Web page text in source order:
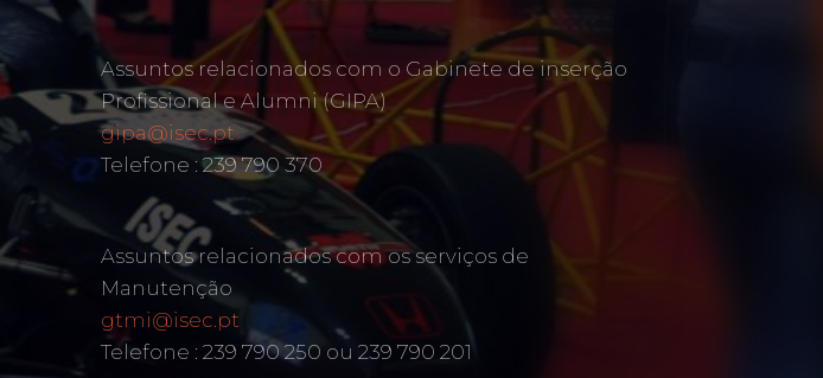
Assuntos relacionados com o Gabinete de inserção
Profissional e Alumni (GIPA)
gipa@isec.pt
Telefone : 239 790 370
Assuntos relacionados com os serviços de
Manutenção
gtmi@isec.pt
Telefone : 239 790 250 ou 239 790 201